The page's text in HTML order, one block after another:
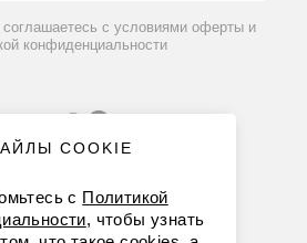
с условиями оферты и
конфиденциальности
COOKIE
с Политикой
, чтобы узнать